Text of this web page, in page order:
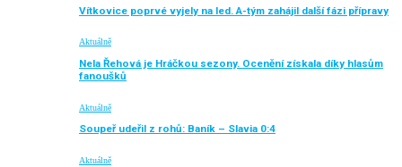
Vítkovice poprvé vyjely na led. A-tým zahájil další fázi přípravy
Aktuálně
Nela Řehová je Hráčkou sezony. Ocenění získala díky hlasům
fanoušků
Aktuálně
Soupeř udeřil z rohů: Baník – Slavia 0:4
Aktuálně